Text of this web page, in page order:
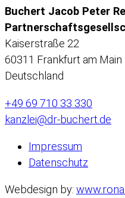
Buchert Jacob Peter
Kaiserstraße 22
60311 Frankfurt am Main
Deutschland
+49 69 710 33 330
kanzlei@dr-buchert.de
Impressum
Datenschutz
Webdesign by: